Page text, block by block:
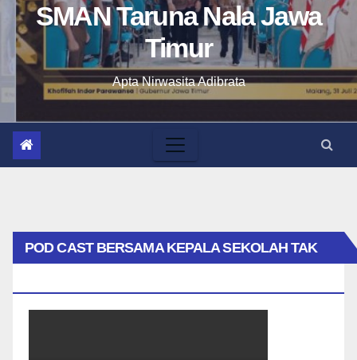
SMAN Taruna Nala Jawa
Timur
Apta Nirwasita Adibrata
POD CAST BERSAMA KEPALA SEKOLAH TAK